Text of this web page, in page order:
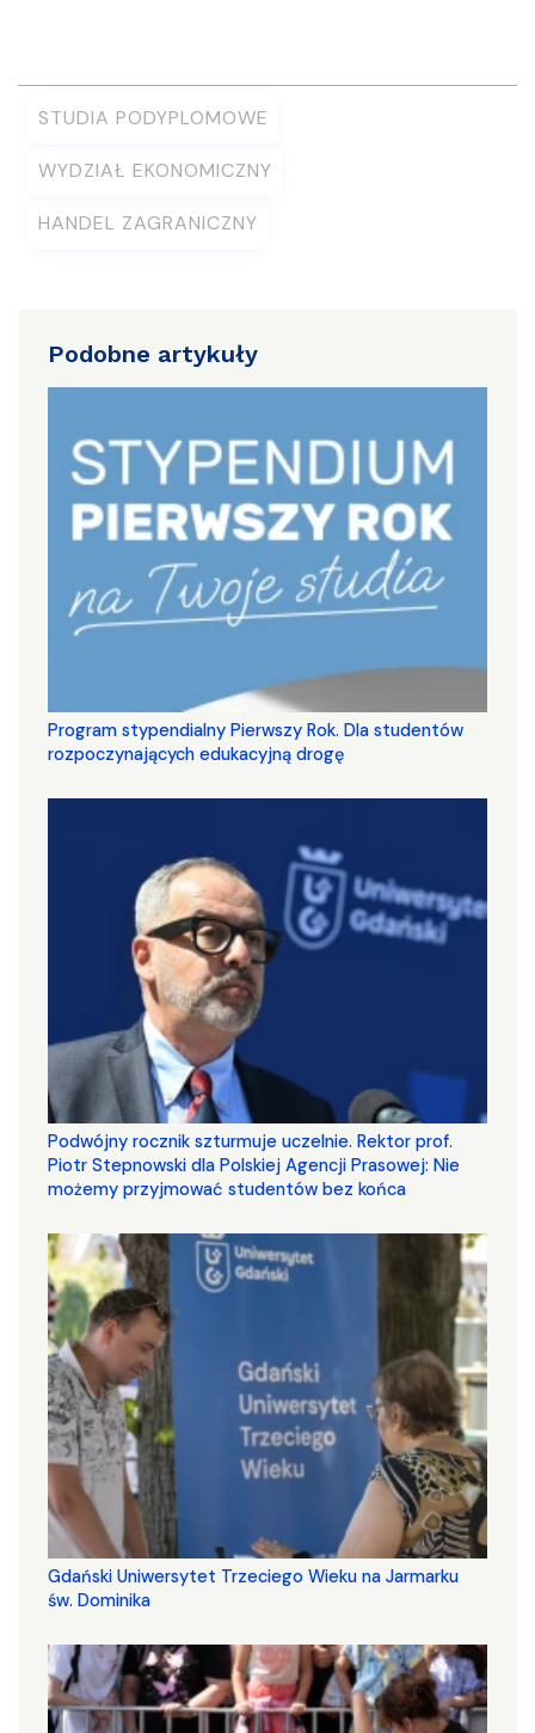
STUDIA PODYPLOMOWE
WYDZIAŁ EKONOMICZNY
HANDEL ZAGRANICZNY
Podobne artykuły
Program stypendialny Pierwszy Rok. Dla studentów
rozpoczynających edukacyjną drogę
Podwójny rocznik szturmuje uczelnie. Rektor prof.
Piotr Stepnowski dla Polskiej Agencji Prasowej: Nie
możemy przyjmować studentów bez końca
Gdański Uniwersytet Trzeciego Wieku na Jarmarku
św. Dominika